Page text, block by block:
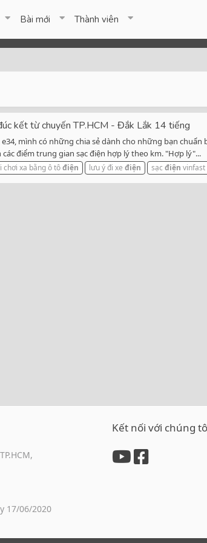
Bài mới Thành viên
kết từ chuyến TP.HCM - Đắk Lắk 14 tiếng
mình có những chia sẻ dành cho những bạn
điểm trung gian sạc điện hợp lý theo km. "Hợp lý"...
chơi xa bằng ô tôđiện lưu ý đi xe điện sạc điện vinfast
17/06/2020
Kết nối với chúng